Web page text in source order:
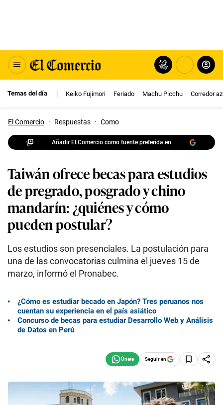
Temas del día Keiko Fujimori Feriado Machu Picchu Corredor
El Comercio · Respuestas · Como
Añadir El Comercio como fuente preferida en
Taiwán ofrece becas para estudios
de pregrado, posgrado y chino
mandarín: ¿quiénes y cómo
pueden postular?
Los estudios son presenciales. La postulación para
una de las convocatorias culmina el jueves 15 de
marzo, informó el Pronabec.
¿Cómo es estudiar becado en Japón? Tres peruanos nos
cuentan su experiencia en el país asiático
Concurso de becas para estudiar Desarrollo Web y Análisis
de Datos en Perú
Seguir en